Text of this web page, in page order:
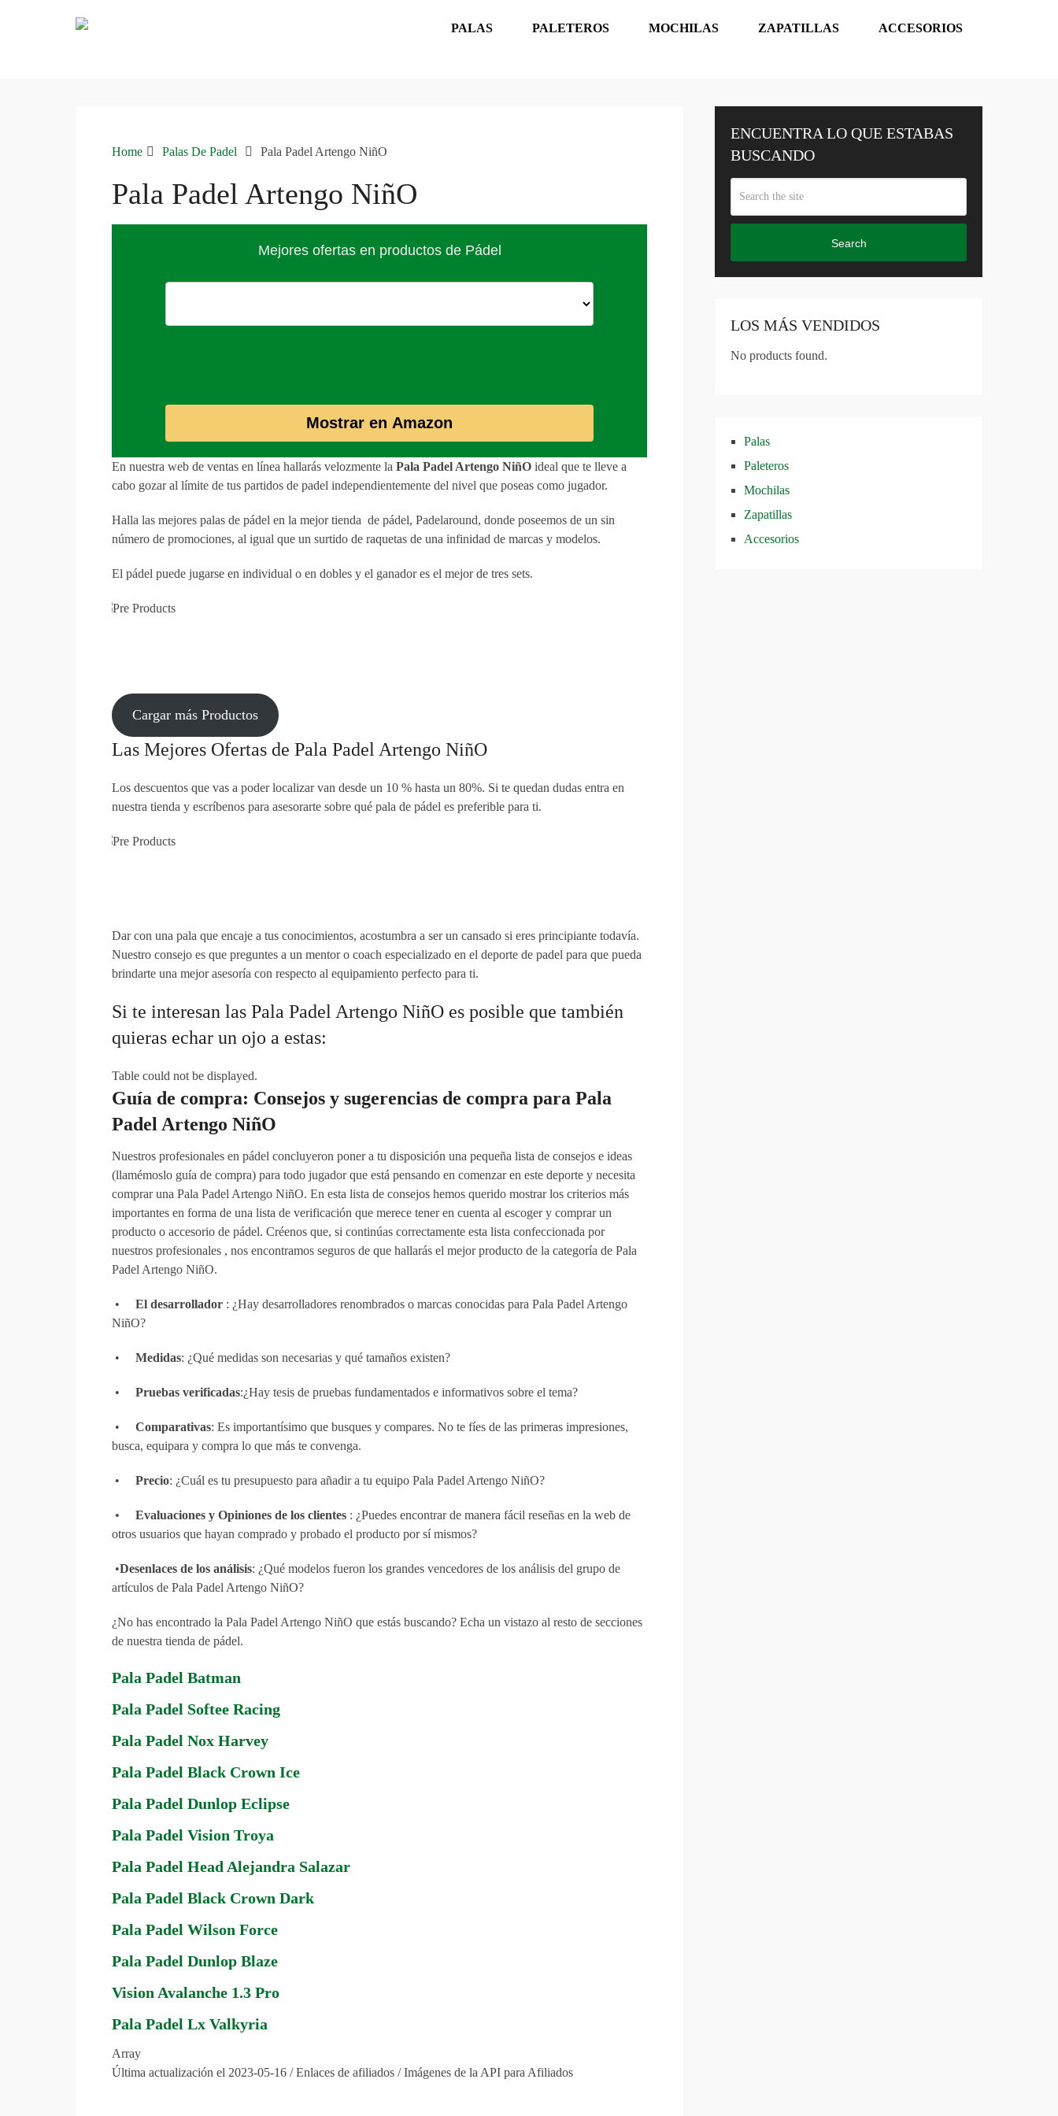
PALAS PALETEROS MOCHILAS ZAPATILLAS ACCESORIOS
Home Palas De Padel Pala Padel Artengo NiñO
Pala Padel Artengo NiñO
Mejores ofertas en productos de Pádel
Mostrar en Amazon
En nuestra web de ventas en línea hallarás velozmente la Pala Padel Artengo NiñO ideal que te lleve a
cabo gozar al límite de tus partidos de padel independientemente del nivel que poseas como jugador.
Halla las mejores palas de pádel en la mejor tienda de pádel, Padelaround, donde poseemos de un sin
número de promociones, al igual que un surtido de raquetas de una infinidad de marcas y modelos.
El pádel puede jugarse en individual o en dobles y el ganador es el mejor de tres sets.
Cargar más Productos
Las Mejores Ofertas de Pala Padel Artengo NiñO
Los descuentos que vas a poder localizar van desde un 10 % hasta un 80%. Si te quedan dudas entra en
nuestra tienda y escríbenos para asesorarte sobre qué pala de pádel es preferible para ti.
Dar con una pala que encaje a tus conocimientos, acostumbra a ser un cansado si eres principiante todavía.
Nuestro consejo es que preguntes a un mentor o coach especializado en el deporte de padel para que pueda
brindarte una mejor asesoría con respecto al equipamiento perfecto para ti.
Si te interesan las Pala Padel Artengo NiñO es posible que también
quieras echar un ojo a estas:
Table could not be displayed.
Guía de compra: Consejos y sugerencias de compra para Pala
Padel Artengo NiñO
Nuestros profesionales en pádel concluyeron poner a tu disposición una pequeña lista de consejos e ideas
(llamémoslo guía de compra) para todo jugador que está pensando en comenzar en este deporte y necesita
comprar una Pala Padel Artengo NiñO. En esta lista de consejos hemos querido mostrar los criterios más
importantes en forma de una lista de verificación que merece tener en cuenta al escoger y comprar un
producto o accesorio de pádel. Créenos que, si continúas correctamente esta lista confeccionada por
nuestros profesionales , nos encontramos seguros de que hallarás el mejor producto de la categoría de Pala
Padel Artengo NiñO.
• El desarrollador : ¿Hay desarrolladores renombrados o marcas conocidas para Pala Padel Artengo
NiñO?
• Medidas: ¿Qué medidas son necesarias y qué tamaños existen?
• Pruebas verificadas:¿Hay tesis de pruebas fundamentados e informativos sobre el tema?
• Comparativas: Es importantísimo que busques y compares. No te fíes de las primeras impresiones,
busca, equipara y compra lo que más te convenga.
• Precio: ¿Cuál es tu presupuesto para añadir a tu equipo Pala Padel Artengo NiñO?
• Evaluaciones y Opiniones de los clientes : ¿Puedes encontrar de manera fácil reseñas en la web de
otros usuarios que hayan comprado y probado el producto por sí mismos?
•Desenlaces de los análisis: ¿Qué modelos fueron los grandes vencedores de los análisis del grupo de
artículos de Pala Padel Artengo NiñO?
¿No has encontrado la Pala Padel Artengo NiñO que estás buscando? Echa un vistazo al resto de secciones
de nuestra tienda de pádel.
Pala Padel Batman
Pala Padel Softee Racing
Pala Padel Nox Harvey
Pala Padel Black Crown Ice
Pala Padel Dunlop Eclipse
Pala Padel Vision Troya
Pala Padel Head Alejandra Salazar
Pala Padel Black Crown Dark
Pala Padel Wilson Force
Pala Padel Dunlop Blaze
Vision Avalanche 1.3 Pro
Pala Padel Lx Valkyria
Array
Última actualización el 2023-05-16 / Enlaces de afiliados / Imágenes de la API para Afiliados
ENCUENTRA LO QUE ESTABAS
BUSCANDO
Search
LOS MÁS VENDIDOS
No products found.
Palas
Paleteros
Mochilas
Zapatillas
Accesorios